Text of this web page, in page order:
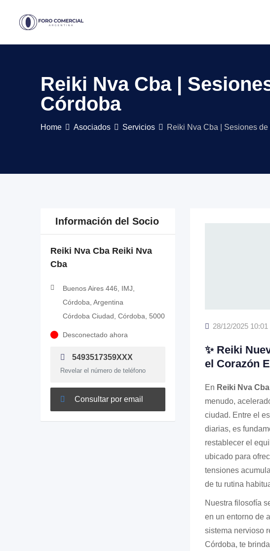
Reiki Nva Cba |
Córdoba
Home Asociados Servicios Reiki Nva Cba | Sesiones
Información del Socio
Reiki Nva Cba Reiki Nva
Cba
Buenos Aires 446, IMJ,
Córdoba, Argentina
Córdoba Ciudad, Córdoba, 5000
Desconectado ahora
5493517359XXX
Revelar el número de teléfono
Consultar por email
28/12/2025 10:01
✨ Reiki
el Corazón
En Reiki Nva Cba
menudo,
ciudad. Entre el
diarias, es
restablecer el
ubicado para
tensiones
de tu rutina
Nuestra filosofía
en un entorno de
sistema nervioso
Córdoba, te